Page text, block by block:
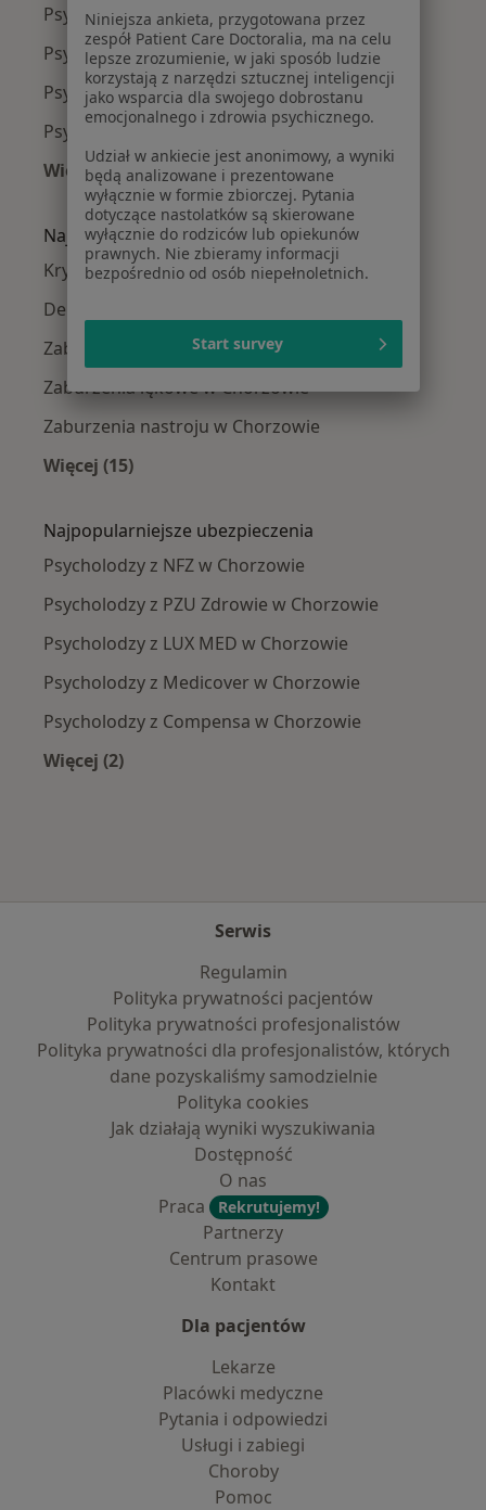
Psycholodzy w Gliwicach
Psycholodzy w Tychach
Psycholodzy w Sosnowcu
Psycholodzy w Bytomiu
Więcej (14)
Więcej w kategorii: W pobliżu Chorzowa
Najczęście leczone choroby
Kryzys emocjonalny w Chorzowie
Depresja w Chorzowie
Zaburzenia emocjonalne w Chorzowie
Zaburzenia lękowe w Chorzowie
Zaburzenia nastroju w Chorzowie
Więcej (15)
Najpopularniejsze ubezpieczenia
Psycholodzy z NFZ w Chorzowie
Psycholodzy z PZU Zdrowie w Chorzowie
Psycholodzy z LUX MED w Chorzowie
Psycholodzy z Medicover w Chorzowie
Psycholodzy z Compensa w Chorzowie
Więcej (2)
Serwis
Regulamin
Polityka prywatności pacjentów
Polityka prywatności profesjonalistów
Polityka prywatności dla profesjonalistów, których
dane pozyskaliśmy samodzielnie
Polityka cookies
Jak działają wyniki wyszukiwania
Dostępność
O nas
Praca
Rekrutujemy!
Partnerzy
Centrum prasowe
Kontakt
Dla pacjentów
Lekarze
Placówki medyczne
Pytania i odpowiedzi
Usługi i zabiegi
Choroby
Pomoc
Niniejsza ankieta, przygotowana przez
zespół Patient Care Doctoralia, ma na celu
lepsze zrozumienie, w jaki sposób ludzie
korzystają z narzędzi sztucznej inteligencji
jako wsparcia dla swojego dobrostanu
emocjonalnego i zdrowia psychicznego.
Udział w ankiecie jest anonimowy, a wyniki
będą analizowane i prezentowane
wyłącznie w formie zbiorczej. Pytania
dotyczące nastolatków są skierowane
wyłącznie do rodziców lub opiekunów
prawnych. Nie zbieramy informacji
bezpośrednio od osób niepełnoletnich.
Start survey